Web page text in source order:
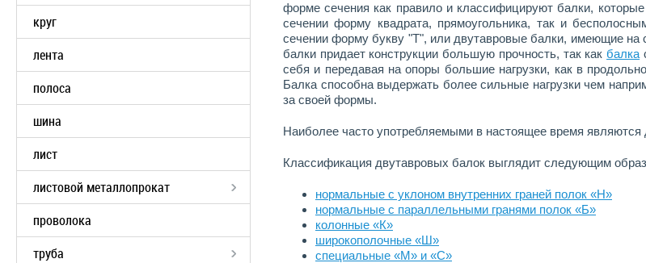
круг
лента
полоса
шина
лист
листовой металлопрокат
проволока
труба
форме сечения как правило и классифицируют балки,
сечении форму квадрата, прямоугольника, так и
сечении форму букву "Т", или двутавровые балки, имеющие
балки придает конструкции большую прочность, так какбалка
себя и передавая на опоры большие нагрузки, как в
Балка способна выдержать более сильные нагрузки чем
за своей формы.
Наиболее часто употребляемыми в настоящее время являются
Классификация двутавровых балок выглядит следующим
нормальные с уклоном внутренних граней полок «Н»
нормальные с параллельными гранями полок «Б»
колонные «К»
широкополочные «Ш»
специальные «М» и «С»